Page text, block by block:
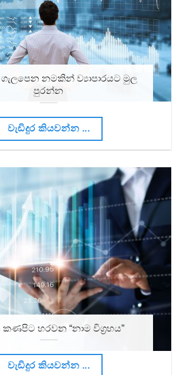
නමකින් ව්‍යාපාරයට මුල
පුරන්න
වැඩිදුර කියවන්න ...
හරවන “නාම විග්‍රහය”
වැඩිදුර කියවන්න ...